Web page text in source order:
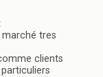
tres
clients